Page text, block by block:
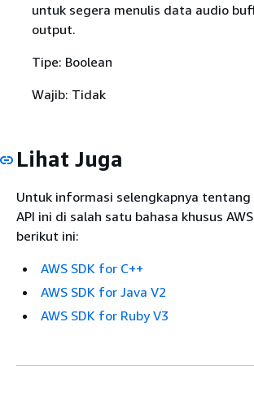
untuk segera menulis data audio
output.
Tipe: Boolean
Wajib: Tidak
Lihat Juga
Untuk informasi selengkapnya tentang
API ini di salah satu bahasa khusus
berikut ini:
AWS SDK for C++
AWS SDK for Java V2
AWS SDK for Ruby V3